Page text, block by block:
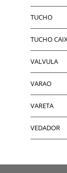
TUCHO
TUCHO
VALVULA
VARAO
VARETA
VEDADOR